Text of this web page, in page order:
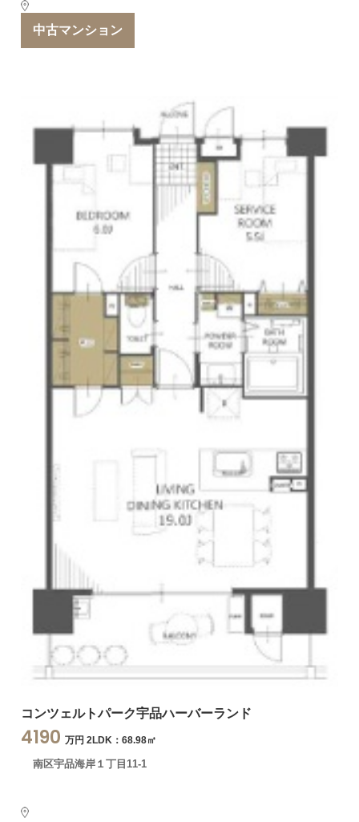
中古マンション
コンツェルトパーク宇品ハーバーランド
4190 万円 2LDK：68.98㎡
南区宇品海岸１丁目11-1